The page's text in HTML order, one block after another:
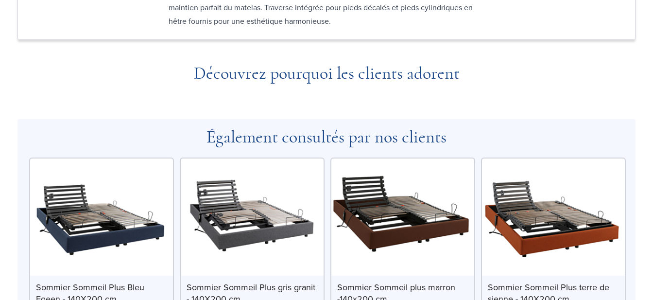
maintien parfait du matelas. Traverse intégrée pour pieds décalés et pieds cylindriques en
hêtre fournis pour une esthétique harmonieuse.
Découvrez pourquoi les clients adorent
Également consultés par nos clients
Sommier Sommeil Plus Bleu
Sommier Sommeil Plus gris granit
Sommier Sommeil plus marron
Sommier Sommeil Plus terre de